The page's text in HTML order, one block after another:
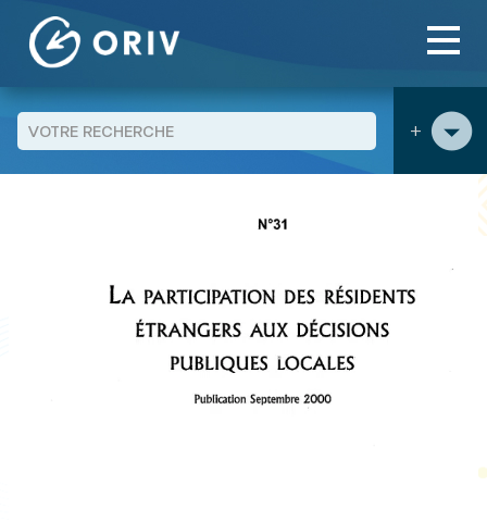
Aller au contenu
+
publications
La participation des résidents étrangers aux
décisions publiques locales
Panneau de gestion des cookies